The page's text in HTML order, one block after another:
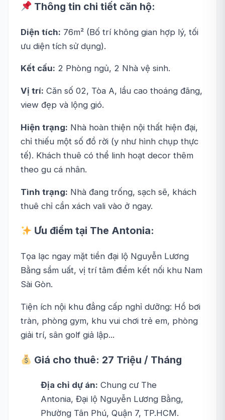
Thông tin chi tiết căn hộ:
Diện tích: 76m² (Bố trí không gian hợp lý, tối
ưu diện tích sử dụng).
Kết cấu: 2 Phòng ngủ, 2 Nhà vệ sinh.
Vị trí: Căn số 02, Tòa A, lầu cao thoáng đãng,
view đẹp và lộng gió.
Hiện trạng: Nhà hoàn thiện nội thất hiện đại,
chỉ thiếu một số đồ rời (y như hình chụp thực
tế). Khách thuê có thể linh hoạt decor thêm
theo gu cá nhân.
Tình trạng: Nhà đang trống, sạch sẽ, khách
thuê chỉ cần xách vali vào ở ngay.
Ưu điểm tại The Antonia:
Tọa lạc ngay mặt tiền đại lộ Nguyễn Lương
Bằng sầm uất, vị trí tâm điểm kết nối khu Nam
Sài Gòn.
Tiện ích nội khu đẳng cấp nghỉ dưỡng: Hồ bơi
tràn, phòng gym, khu vui chơi trẻ em, phòng
giải trí, sân golf giả lập...
Giá cho thuê: 27 Triệu / Tháng
Địa chỉ dự án: Chung cư The
Antonia, Đại lộ Nguyễn Lương Bằng,
Phường Tân Phú, Quận 7, TP.HCM.